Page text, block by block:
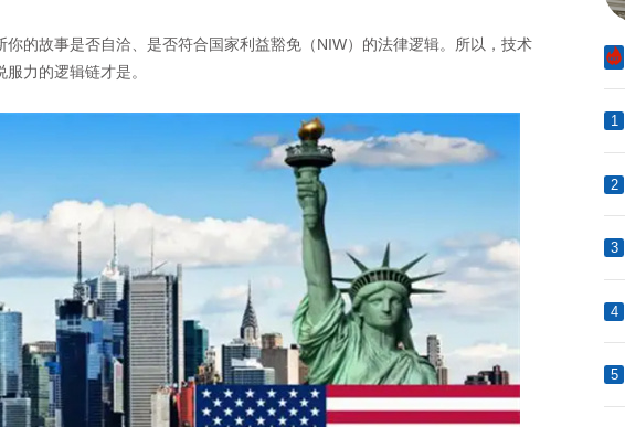
的故事是否自洽、是否符合国家利益豁免（NIW）的法律逻辑。所以，技术
力的逻辑链才是。
1
2
3
4
5